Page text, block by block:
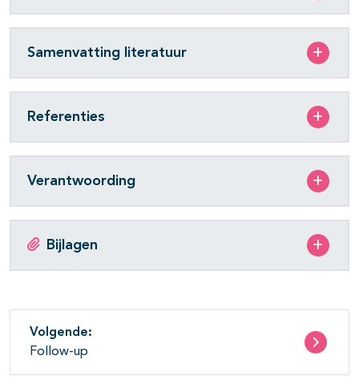
Samenvatting literatuur
Referenties
Verantwoording
Bijlagen
Volgende:
Follow-up